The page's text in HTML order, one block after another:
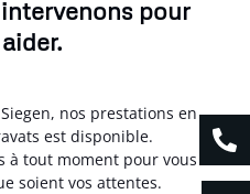
pour
nos prestations en
est disponible.
à tout moment pour vous
soient vos attentes.